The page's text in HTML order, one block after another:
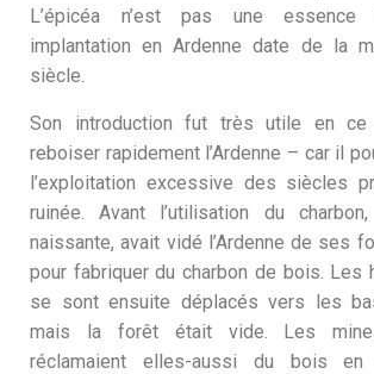
L’épicéa n’est pas une essence
implantation en Ardenne date de la
siècle.
Son introduction fut très utile en ce
reboiser rapidement l’Ardenne – car il
l’exploitation excessive des siècles
ruinée. Avant l’utilisation du
naissante, avait vidé l’Ardenne de ses
pour fabriquer du charbon de bois. Les
se sont ensuite déplacés vers les
mais la forêt était vide. Les
réclamaient elles-aussi du bois en